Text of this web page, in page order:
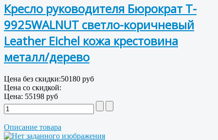
Кресло руководителя Бюрократ T-
9925WALNUT светло-коричневый
Leather Eichel кожа крестовина
металл/дерево
Цена без скидки:50180 руб
Цена со скидкой:
Цена: 55198 руб
Описание товара